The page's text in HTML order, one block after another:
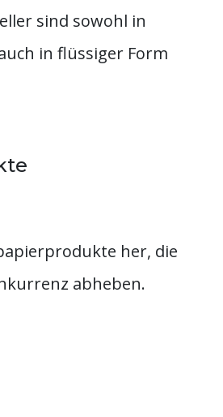
sind sowohl in
in flüssiger Form
her, die
abheben.